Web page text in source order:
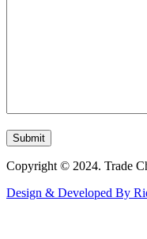
Copyright © 2024. Trade
Design & Developed By